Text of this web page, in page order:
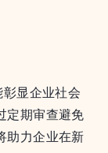
显企业社会
定期审查避免
助力企业在新